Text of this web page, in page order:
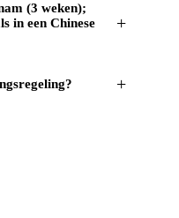
(3 weken);
in een Chinese
+
+